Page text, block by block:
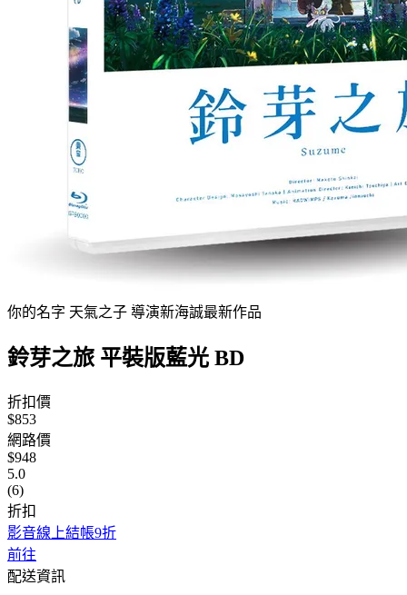
你的名字 天氣之子 導演新海誠最新作品
鈴芽之旅 平裝版藍光 BD
折扣價
$853
網路價
$948
5.0
(6)
折扣
影音線上結帳9折
前往
配送資訊